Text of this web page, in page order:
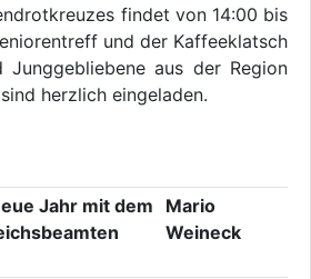
findet von 14:00 bis
und der Kaffeeklatsch
Junggebliebene aus der Region
herzlich eingeladen.
Jahr mit dem
Mario
Weineck